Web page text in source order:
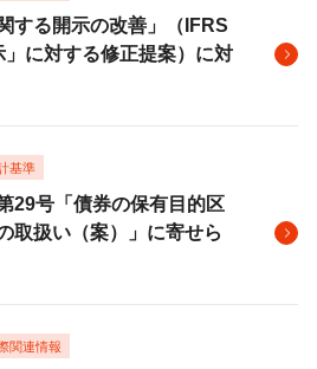
する開示の改善」（IFRS
に対する修正提案）に対
基準
29号「債券の保有目的区
取扱い（案）」に寄せら
関連情報